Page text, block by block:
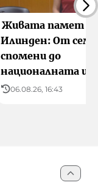
Живата памет за
Илинден: От
спомени до
националната
06.08.26, 16:43